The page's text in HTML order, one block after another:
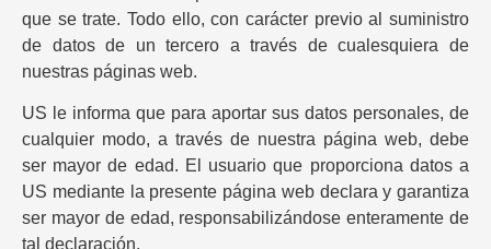
que se trate. Todo ello, con carácter previo al suministro
de datos de un tercero a través de cualesquiera de
nuestras páginas web.
US le informa que para aportar sus datos personales, de
cualquier modo, a través de nuestra página web, debe
ser mayor de edad. El usuario que proporciona datos a
US mediante la presente página web declara y garantiza
ser mayor de edad, responsabilizándose enteramente de
tal declaración.